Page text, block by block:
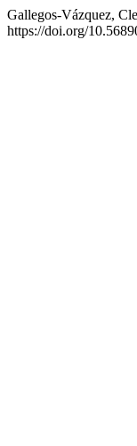
Gallegos-Vázquez,
https://doi.org/